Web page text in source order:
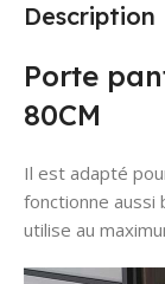
Description
Porte
80CM
Il est adapté
fonctionne aussi
utilise au